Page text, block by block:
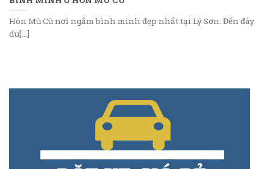
Hòn Mù Cù nơi ngắm bình minh đẹp nhất tại Lý Sơn. Đến đây
du[...]